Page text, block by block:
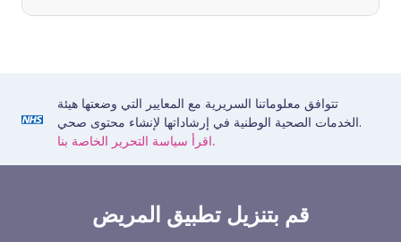
تتوافق معلوماتنا السريرية مع المعايير التي وضعتها هيئة
الخدمات الصحية الوطنية في إرشاداتها لإنشاء محتوى صحي.
اقرأ سياسة التحرير الخاصة بنا.
قم بتنزيل تطبيق المريض